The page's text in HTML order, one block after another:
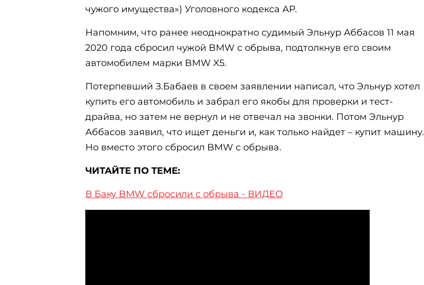
чужого имущества») Уголовного кодекса АР.
Напомним, что ранее неоднократно судимый Эльнур Аббасов 11 мая
2020 года сбросил чужой BMW с обрыва, подтолкнув его своим
автомобилем марки BMW X5.
Потерпевший З.Бабаев в своем заявлении написал, что Эльнур хотел
купить его автомобиль и забрал его якобы для проверки и тест-
драйва, но затем не вернул и не отвечал на звонки. Потом Эльнур
Аббасов заявил, что ищет деньги и, как только найдет – купит машину.
Но вместо этого сбросил BMW с обрыва.
ЧИТАЙТЕ ПО ТЕМЕ:
В Баку BMW сбросили с обрыва - ВИДЕО